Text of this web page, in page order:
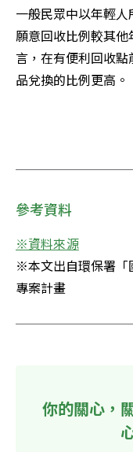
一般民眾中以年輕人
願意回收比例較其
言，在有便利回收
品兌換的比例更高。
參考資料
※資料來源
※本文出自環保署「
專案計畫
你的關心，